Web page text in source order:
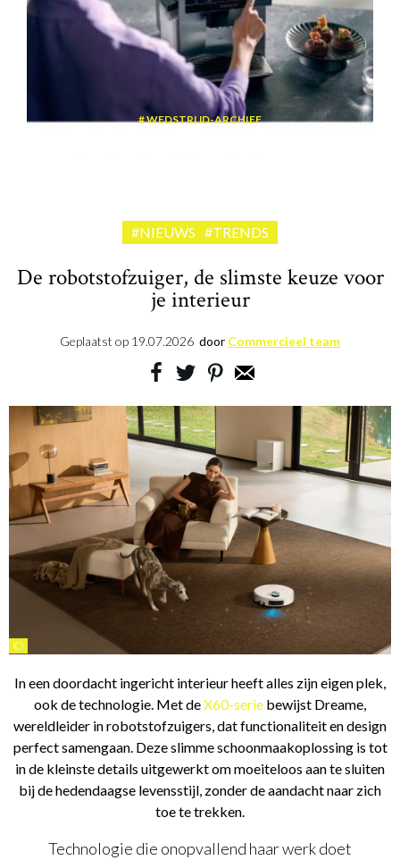
WEDSTRIJD-ARCHIEF
#NIEUWS #TRENDS
De robotstofzuiger, de slimste keuze voor
je interieur
Geplaatst op 19.07.2026 door Commercieel team
©
In een doordacht ingericht interieur heeft alles zijn eigen plek,
ook de technologie. Met deX60-serie bewijst Dreame,
wereldleider in robotstofzuigers, dat functionaliteit en design
perfect samengaan. Deze slimme schoonmaakoplossing is tot
in de kleinste details uitgewerkt om moeiteloos aan te sluiten
bij de hedendaagse levensstijl, zonder de aandacht naar zich
toe te trekken.
Technologie die onopvallend haar werk doet